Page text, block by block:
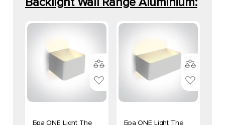
Бра ONE Light The
Бра ONE Light The